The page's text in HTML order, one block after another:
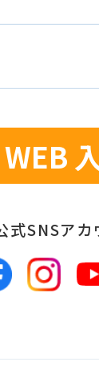
定できない
的なデータ
の管理
客様からお
等がないよ
社において
措置の内容
WEB
式SNSアカ